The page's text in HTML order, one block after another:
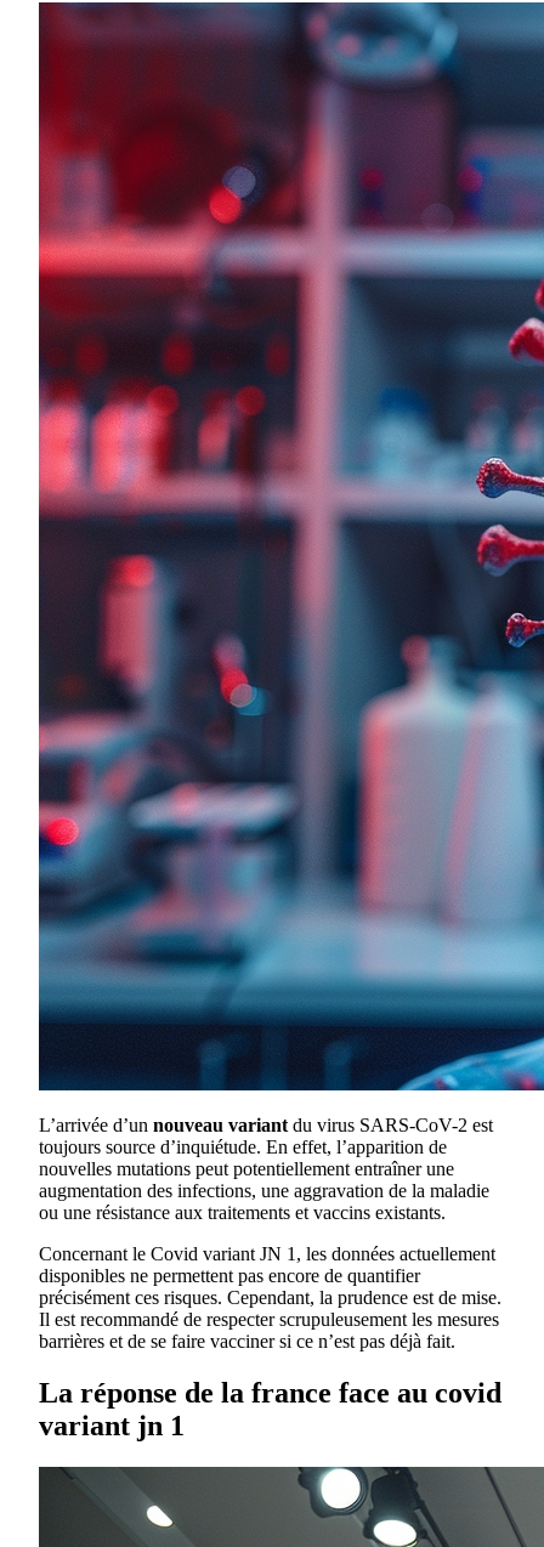
L’arrivée d’un nouveau variant du virus SARS-CoV-2 est
toujours source d’inquiétude. En effet, l’apparition de
nouvelles mutations peut potentiellement entraîner une
augmentation des infections, une aggravation de la maladie
ou une résistance aux traitements et vaccins existants.
Concernant le Covid variant JN 1, les données actuellement
disponibles ne permettent pas encore de quantifier
précisément ces risques. Cependant, la prudence est de mise.
Il est recommandé de respecter scrupuleusement les mesures
barrières et de se faire vacciner si ce n’est pas déjà fait.
La réponse de la france face au covid
variant jn 1